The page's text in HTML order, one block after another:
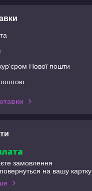
Нової пошти
замовлення
на вашу картку